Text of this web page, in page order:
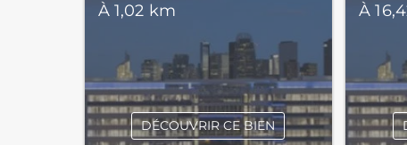
À 1,02 km
DÉCOUVRIR CE BIEN
À